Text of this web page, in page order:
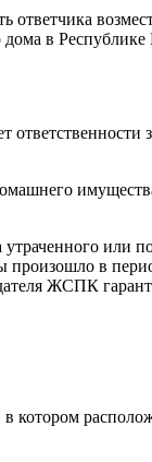
ответчика
в Республике
ответственности
утраченного или
произошло в
ЖСПК
котором